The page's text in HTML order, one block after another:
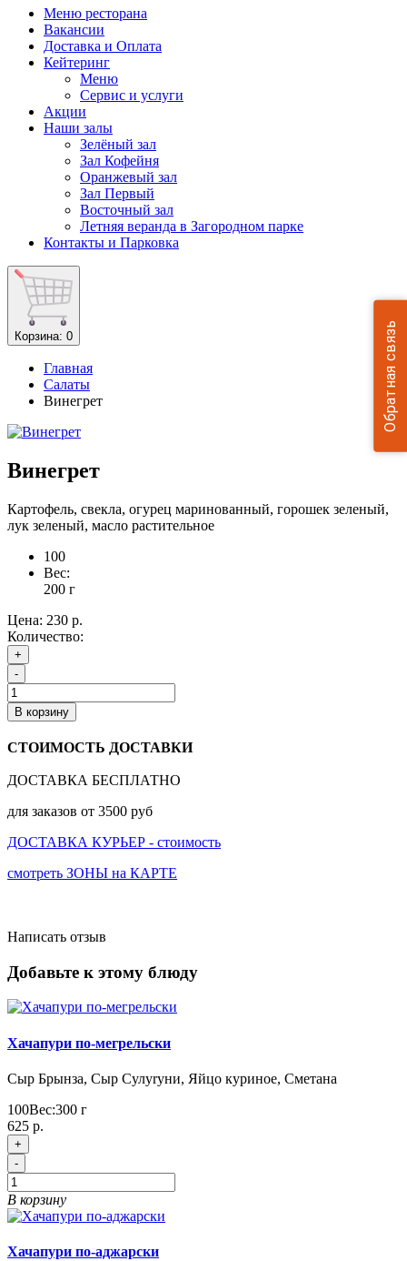
Меню ресторана
Вакансии
Доставка и Оплата
Кейтеринг
Меню
Сервис и услуги
Акции
Наши залы
Зелёный зал
Зал Кофейня
Оранжевый зал
Зал Первый
Восточный зал
Летняя веранда в Загородном парке
Контакты и Парковка
Корзина: 0
Главная
Салаты
Винегрет
Винегрет
Картофель, свекла, огурец маринованный, горошек зеленый,
лук зеленый, масло растительное
100
Вес:
200 г
Цена: 230 р.
Количество:
+
-
В корзину
СТОИМОСТЬ ДОСТАВКИ
ДОСТАВКА БЕСПЛАТНО
для заказов от 3500 руб
ДОСТАВКА КУРЬЕР - стоимость
смотреть ЗОНЫ на КАРТЕ
Написать отзыв
Добавьте к этому блюду
Хачапури по-мегрельски
Сыр Брынза, Сыр Сулуrуни, Яйцо куриное, Сметана
100Вес:300 г
625 р.
+
-
В корзину
Хачапури по-аджарски
Обратная связь